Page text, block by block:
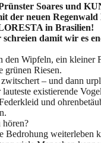
Soares und
der neuen Regenwald
in Brasilien!
damit wir es
den Wipfeln, ein kleiner
grünen Riesen.
– und dann
existierende
und
hören?
Bedrohung weiterleben